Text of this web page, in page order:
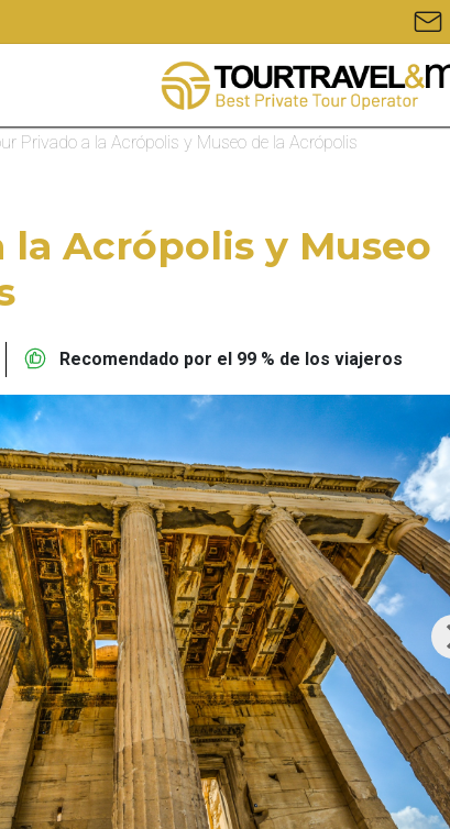
Privado a la Acrópolis y Museo de la Acrópolis
la Acrópolis y Museo
Recomendado por el 99 % de los viajeros